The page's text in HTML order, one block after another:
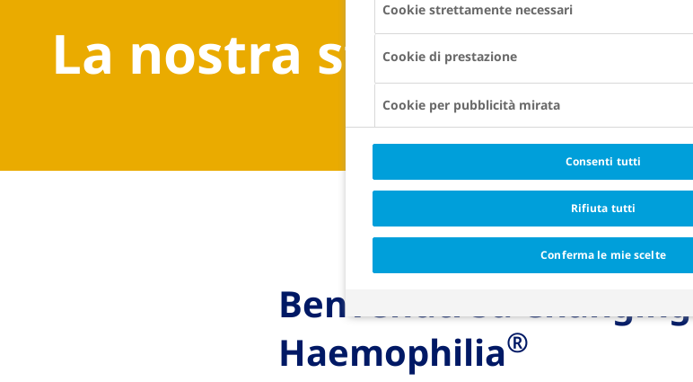
La nostra storia
Benvenuti su Changing
Haemophilia®
Cookie strettamente necessari
Cookie di prestazione
Cookie per pubblicità mirata
Consenti tutti
Rifiuta tutti
Conferma le mie scelte